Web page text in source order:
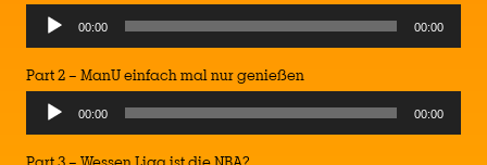
Audio
Player
00:00 00:00
Part 2 – ManU einfach mal nur genießen
Audio
Player
00:00 00:00